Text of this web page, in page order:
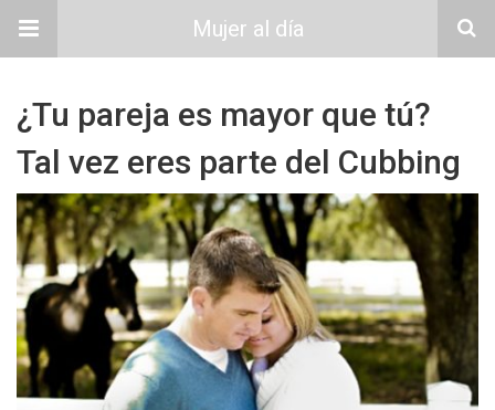
Mujer al día
¿Tu pareja es mayor que tú?
Tal vez eres parte del Cubbing